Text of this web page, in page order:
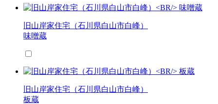
旧山岸家住宅（石川県白山市白峰）
味噌蔵
旧山岸家住宅（石川県白山市白峰）
板蔵